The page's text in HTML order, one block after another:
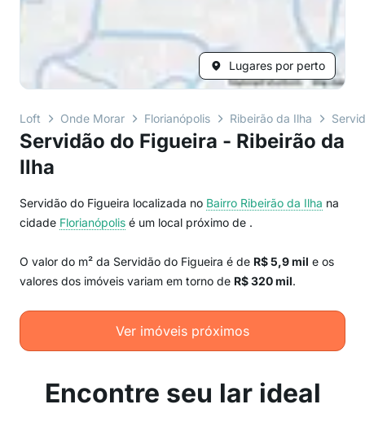
Lugares por perto
Loft Onde Morar Florianópolis Ribeirão da Ilha
Servidão do Figueira - Ribeirão da
Ilha
Servidão do Figueira localizada no Bairro Ribeirão da Ilha na
cidade Florianópolis é um local próximo de .
O valor do m² da Servidão do Figueira é de R$ 5,9 mil e os
valores dos imóveis variam em torno de R$ 320 mil.
Ver imóveis próximos
Encontre seu lar ideal